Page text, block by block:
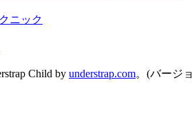
ニック
Child by understrap.com。(バージ